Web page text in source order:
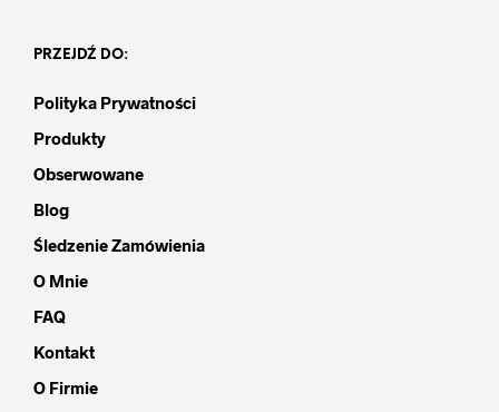
PRZEJDŹ DO:
Polityka Prywatności
Produkty
Obserwowane
Blog
Śledzenie Zamówienia
O Mnie
FAQ
Kontakt
O Firmie